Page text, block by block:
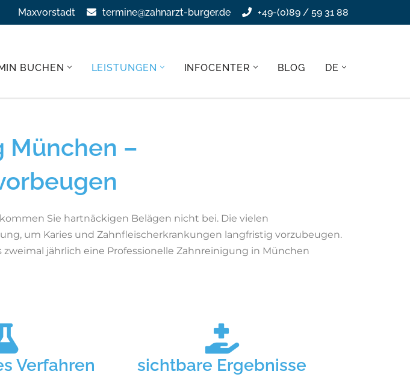
Maxvorstadt termine@zahnarzt-burger.de +49-(0)89 / 59 31 88
BUCHEN LEISTUNGEN INFOCENTER BLOG DE
München –
Sie hartnäckigen Belägen nicht bei. Die vielen
um Karies und Zahnfleischerkrankungen langfristig vorzubeugen.
jährlich eine Professionelle Zahnreinigung in München
Verfahren sichtbare Ergebnisse